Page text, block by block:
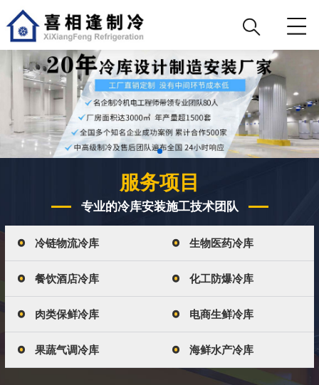
服务项目
专业的冷库安装施工技术团队
冷链物流冷库 生物医药冷库
餐饮酒店冷库 化工防爆冷库
肉类保鲜冷库 电商生鲜冷库
果蔬气调冷库 海鲜水产冷库